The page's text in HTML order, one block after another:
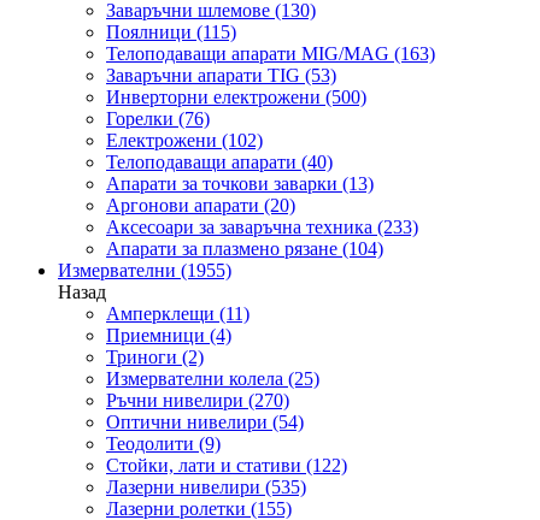
Заваръчни шлемове (130)
Поялници (115)
Телоподаващи апарати MIG/MAG (163)
Заваръчни апарати TIG (53)
Инверторни електрожени (500)
Горелки (76)
Електрожени (102)
Телоподаващи апарати (40)
Апарати за точкови заварки (13)
Аргонови апарати (20)
Аксесоари за заваръчна техника (233)
Апарати за плазмено рязане (104)
Измервателни (1955)
Назад
Амперклещи (11)
Приемници (4)
Триноги (2)
Измервателни колела (25)
Ръчни нивелири (270)
Оптични нивелири (54)
Теодолити (9)
Стойки, лати и стативи (122)
Лазерни нивелири (535)
Лазерни ролетки (155)